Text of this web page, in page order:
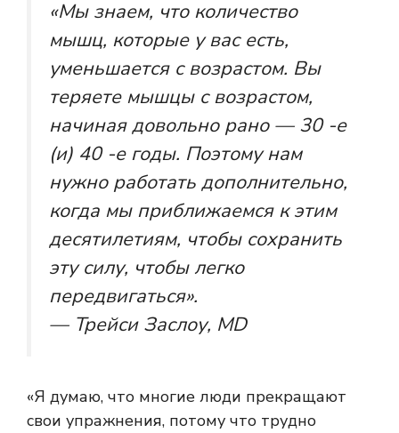
«Мы знаем, что количество
мышц, которые у вас есть,
уменьшается с возрастом. Вы
теряете мышцы с возрастом,
начиная довольно рано — 30 -е
(и) 40 -е годы. Поэтому нам
нужно работать дополнительно,
когда мы приближаемся к этим
десятилетиям, чтобы сохранить
эту силу, чтобы легко
передвигаться».
— Трейси Заслоу, MD
«Я думаю, что многие люди прекращают
свои упражнения, потому что трудно